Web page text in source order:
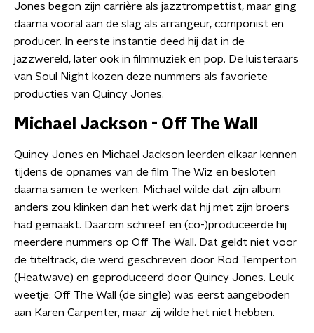
Jones begon zijn carrière als jazztrompettist, maar ging
daarna vooral aan de slag als arrangeur, componist en
producer. In eerste instantie deed hij dat in de
jazzwereld, later ook in filmmuziek en pop. De luisteraars
van Soul Night kozen deze nummers als favoriete
producties van Quincy Jones.
Michael Jackson - Off The Wall
Quincy Jones en Michael Jackson leerden elkaar kennen
tijdens de opnames van de film The Wiz en besloten
daarna samen te werken. Michael wilde dat zijn album
anders zou klinken dan het werk dat hij met zijn broers
had gemaakt. Daarom schreef en (co-)produceerde hij
meerdere nummers op Off The Wall. Dat geldt niet voor
de titeltrack, die werd geschreven door Rod Temperton
(Heatwave) en geproduceerd door Quincy Jones. Leuk
weetje: Off The Wall (de single) was eerst aangeboden
aan Karen Carpenter, maar zij wilde het niet hebben.